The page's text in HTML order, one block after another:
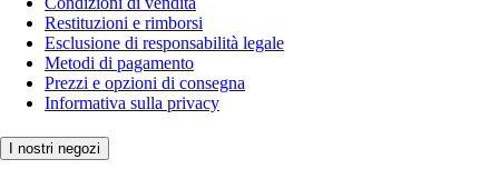
Restituzioni e rimborsi
Esclusione di responsabilità legale
Metodi di pagamento
Prezzi e opzioni di consegna
Informativa sulla privacy
I nostri negozi